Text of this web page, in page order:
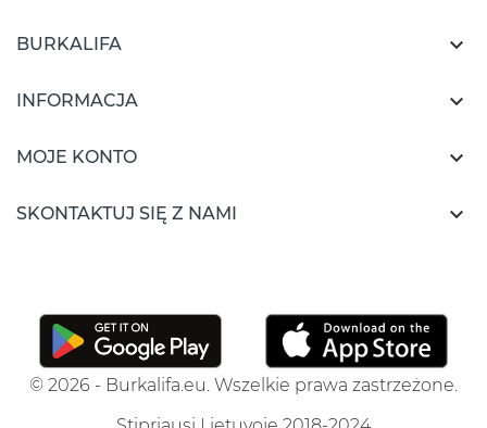
BURKALIFA 
INFORMACJA 
MOJE KONTO 
SKONTAKTUJ SIĘ Z NAMI 
© 2026 - Burkalifa.eu. Wszelkie prawa zastrzeżone.